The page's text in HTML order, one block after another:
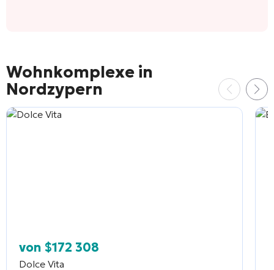
Wohnkomplexe in
Nordzypern
von $172 308
Dolce Vita